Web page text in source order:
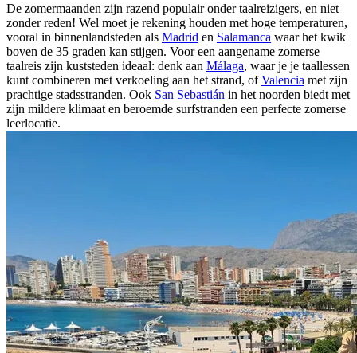
De zomermaanden zijn razend populair onder taalreizigers, en niet
zonder reden! Wel moet je rekening houden met hoge temperaturen,
vooral in binnenlandsteden als Madrid en Salamanca waar het kwik
boven de 35 graden kan stijgen. Voor een aangename zomerse
taalreis zijn kuststeden ideaal: denk aan Málaga, waar je je taallessen
kunt combineren met verkoeling aan het strand, ofValencia met zijn
prachtige stadsstranden. Ook San Sebastián in het noorden biedt met
zijn mildere klimaat en beroemde surfstranden een perfecte zomerse
leerlocatie.